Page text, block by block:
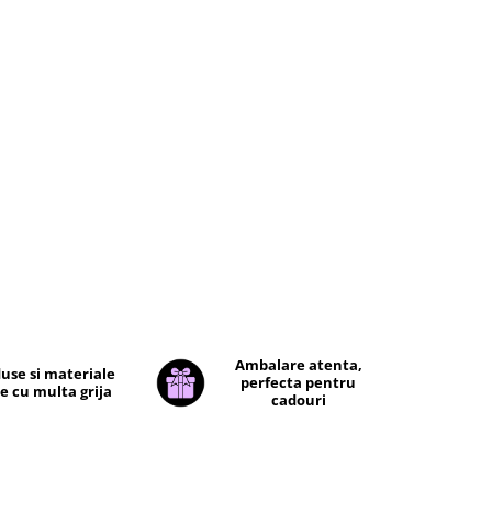
si materiale
cu multa grija
Ambalare atenta,
perfecta pentru
cadouri